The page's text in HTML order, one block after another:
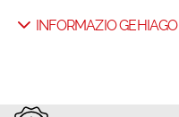
INFORMAZIO GEHIAGO